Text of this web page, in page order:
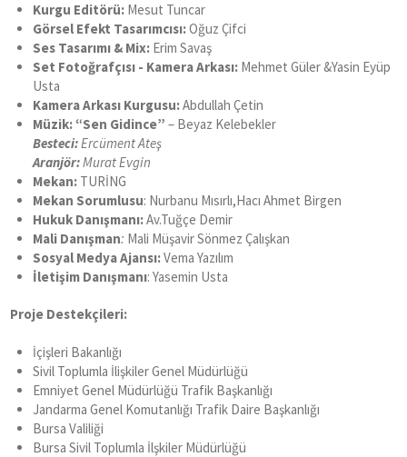
Kurgu Editörü: Mesut Tuncar
Görsel Efekt Tasarımcısı:Oğuz Çifci
Ses Tasarımı & Mix: Erim Savaş
Set Fotoğrafçısı - Kamera Arkası: Mehmet Güler &Yasin Eyüp
Usta
Kamera Arkası Kurgusu:Abdullah Çetin
Müzik: “Sen Gidince” – Beyaz Kelebekler
Besteci:Ercüment Ateş
Aranjör:Murat Evgin
Mekan: TURİNG
Mekan Sorumlusu: Nurbanu Mısırlı,Hacı Ahmet Birgen
Hukuk Danışmanı:Av.Tuğçe Demir
Mali Danışman: Mali Müşavir Sönmez Çalışkan
Sosyal Medya Ajansı:Vema Yazılım
İletişim Danışmanı: Yasemin Usta
Proje Destekçileri:
İçişleri Bakanlığı
Sivil Toplumla İlişkiler Genel Müdürlüğü
Emniyet Genel Müdürlüğü Trafik Başkanlığı
Jandarma Genel Komutanlığı Trafik Daire Başkanlığı
Bursa Valiliği
Bursa Sivil Toplumla İlşkiler Müdürlüğü